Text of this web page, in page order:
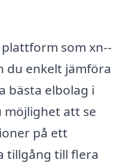
som xn--
du enkelt jämföra
bästa elbolag i
möjlighet att se
på ett
tillgång till flera